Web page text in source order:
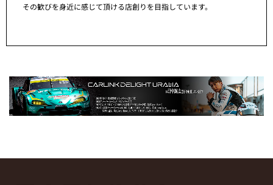
その歓びを身近に感じて頂ける店創りを目指しています。